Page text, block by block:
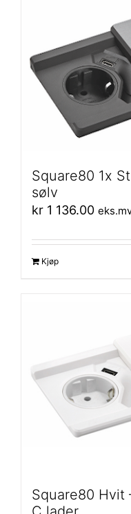
Square80 1x
sølv
kr 1 136.00
Kjøp
Square80 Hvit